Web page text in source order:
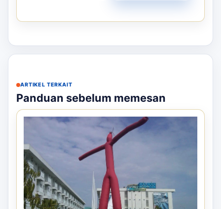
ARTIKEL TERKAIT
Panduan sebelum memesan